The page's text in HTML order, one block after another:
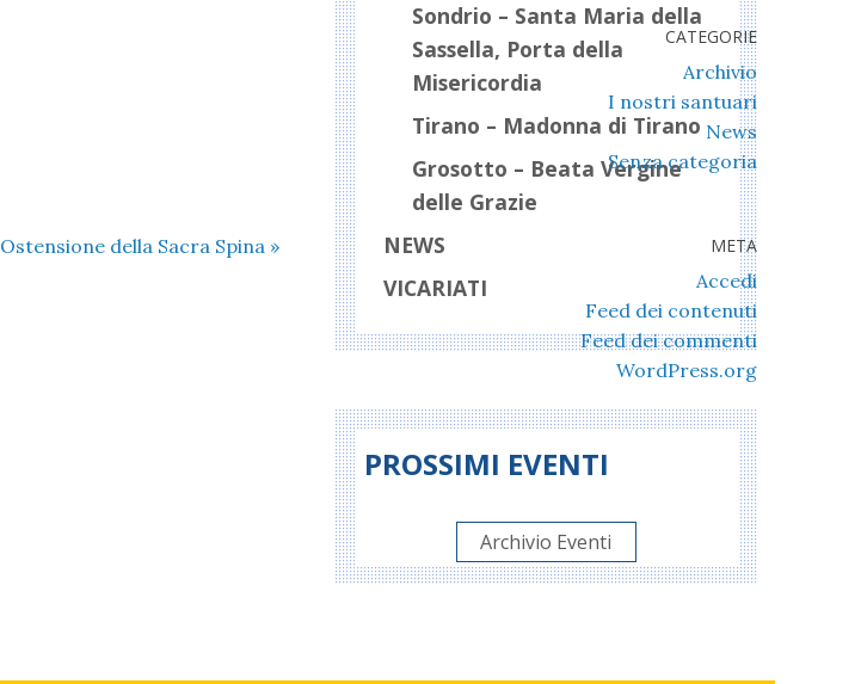
CATEGORIE
Archivio
I nostri santuari
News
Senza categoria
META
Accedi
Feed dei contenuti
Feed dei commenti
WordPress.org
Ostensione della Sacra Spina »
Sondrio – Santa Maria della
Sassella, Porta della
Misericordia
Tirano – Madonna di Tirano
Grosotto – Beata Vergine
delle Grazie
NEWS
VICARIATI
PROSSIMI EVENTI
Archivio Eventi